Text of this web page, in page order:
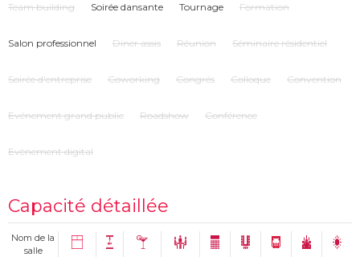
Team building Soirée dansante Tournage Formation
Salon professionnel Diner assis Réunion Séminaire résidentiel
Soirée d'entreprise Coworking Congrés Colloque Convention
Evénement grand public Roadshow Conférence
Evènement digital
Capacité détaillée
Nom de la
salle